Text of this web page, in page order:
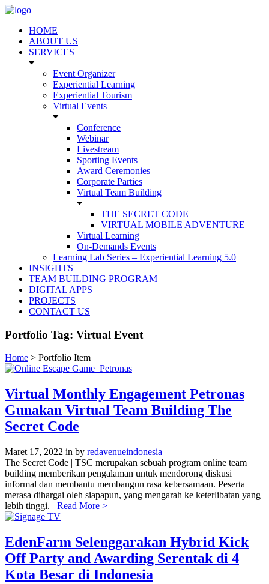
HOME
ABOUT US
SERVICES
Event Organizer
Experiential Learning
Experiential Tourism
Virtual Events
Conference
Webinar
Livestream
Sporting Events
Award Ceremonies
Corporate Parties
Virtual Team Building
THE SECRET CODE
VIRTUAL MOBILE ADVENTURE
Virtual Learning
On-Demands Events
Learning Lab Series – Experiential Learning 5.0
INSIGHTS
TEAM BUILDING PROGRAM
DIGITAL APPS
PROJECTS
CONTACT US
Portfolio Tag: Virtual Event
Home > Portfolio Item
Virtual Monthly Engagement Petronas
Gunakan Virtual Team Building The
Secret Code
Maret 17, 2022 in by redavenueindonesia
The Secret Code | TSC merupakan sebuah program online team
building memberikan pengalaman untuk mendorong diskusi
informal dan membantu membangun rasa kebersamaan. Peserta
merasa dihargai oleh siapapun, yang mengarah ke keterlibatan yang
lebih tinggi. Read More >
EdenFarm Selenggarakan Hybrid Kick
Off Party and Awarding Serentak di 4
Kota Besar di Indonesia